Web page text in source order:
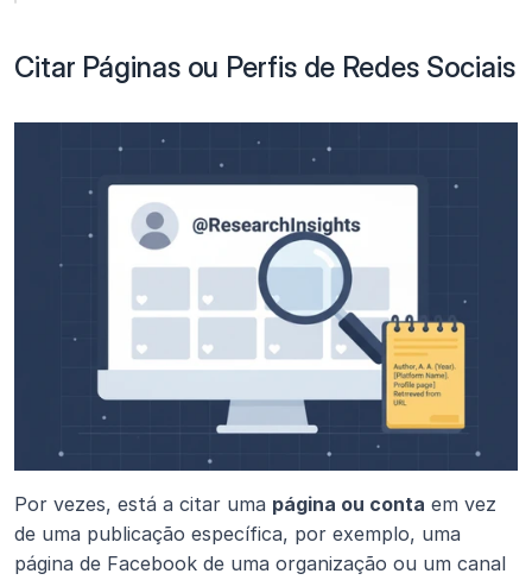
Citar Páginas ou Perfis de Redes Sociais
Por vezes, está a citar uma página ou conta em vez
de uma publicação específica, por exemplo, uma
página de Facebook de uma organização ou um canal